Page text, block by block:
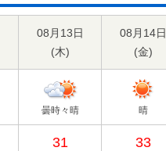
08月13日
(木)
08月14日
(金)
曇時々晴 晴
31
33